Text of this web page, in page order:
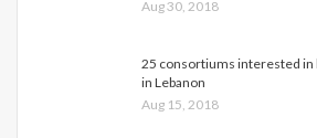
Aug 30, 2018
25 consortiums interested
in Lebanon
Aug 15, 2018